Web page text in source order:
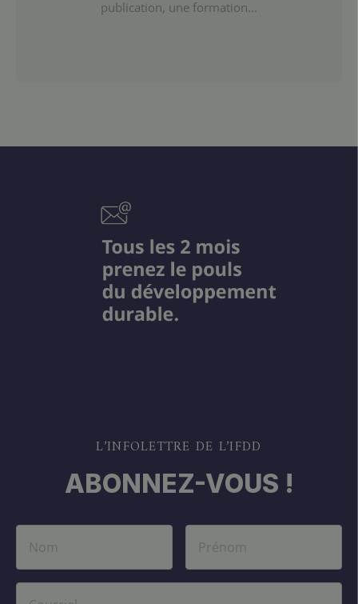
publication, une formation...
L’INFOLETTRE DE L’IFDD
ABONNEZ-VOUS !